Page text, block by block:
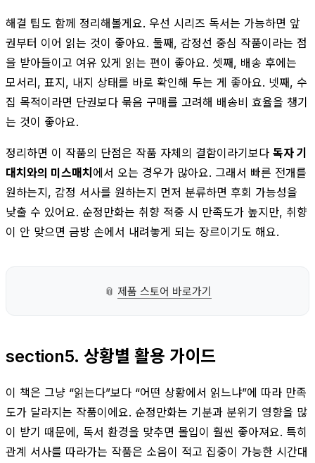
해결 팁도 함께 정리해볼게요. 우선 시리즈 독서는 가능하면 앞
권부터 이어 읽는 것이 좋아요. 둘째, 감정선 중심 작품이라는 점
을 받아들이고 여유 있게 읽는 편이 좋아요. 셋째, 배송 후에는
모서리, 표지, 내지 상태를 바로 확인해 두는 게 좋아요. 넷째, 수
집 목적이라면 단권보다 묶음 구매를 고려해 배송비 효율을 챙기
는 것이 좋아요.
정리하면 이 작품의 단점은 작품 자체의 결함이라기보다 독자 기
대치와의 미스매치에서 오는 경우가 많아요. 그래서 빠른 전개를
원하는지, 감정 서사를 원하는지 먼저 분류하면 후회 가능성을
낮출 수 있어요. 순정만화는 취향 적중 시 만족도가 높지만, 취향
이 안 맞으면 금방 손에서 내려놓게 되는 장르이기도 해요.
📎 제품 스토어 바로가기
section5. 상황별 활용 가이드
이 책은 그냥 “읽는다”보다 “어떤 상황에서 읽느냐”에 따라 만족
도가 달라지는 작품이에요. 순정만화는 기분과 분위기 영향을 많
이 받기 때문에, 독서 환경을 맞추면 몰입이 훨씬 좋아져요. 특히
관계 서사를 따라가는 작품은 소음이 적고 집중이 가능한 시간대